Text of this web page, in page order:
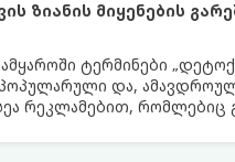
ზიანის მიყენების
ტერმინები
და,
რეკლამებით, რომლებიც
სხვადასხვა ჩაის,
გზას დაადგებით,